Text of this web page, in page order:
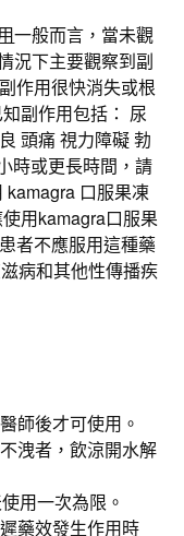
一般而言，當未觀
況下主要觀察到副
作用很快消失或根
副作用包括： 尿
頭痛 視力障礙 勃
時或更長時間，請
kamagra 口服果凍
用kamagra口服果
者不應服用這種藥
病和其他性傳播疾
師後才可使用。
洩者，飲涼開水解
用一次為限。
藥效發生作用時